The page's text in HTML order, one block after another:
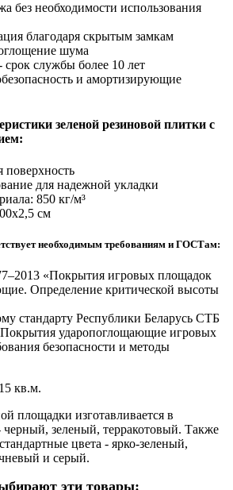
без необходимости использования
благодаря скрытым замкам
шума
срок службы более 10 лет
и амортизирующие
зеленой резиновой плитки с
поверхность
для надежной укладки
850 кг/м³
см
необходимым требованиям и ГОСТам:
«Покрытия игровых площадок
Определение критической высоты
стандарту Республики Беларусь СТБ
ударопоглощающие игровых
безопасности и методы
кв.м.
площадки изготавливается в
черный, зеленый, терракотовый. Также
цвета - ярко-зеленый,
и серый.
эти товары: